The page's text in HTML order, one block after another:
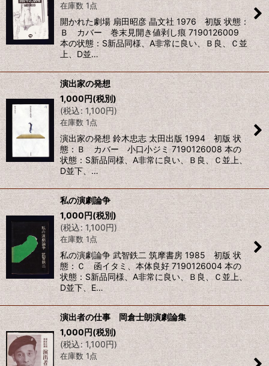
在庫数 1点
開かれた劇場 扇田昭彦 晶文社 1976 初版 状態：
Ｂ カバー 巻末見開き値剥し痕 7190126009
本の状態：S新品同様、A非常に良い、Ｂ良、Ｃ並
上、D並…
演出家の発想
1,000円(税別)
(税込: 1,100円)
在庫数 1点
演出家の発想 鈴木忠志 太田出版 1994 初版 状
態：Ｂ カバー 小口小ジミ 7190126008 本の
状態：S新品同様、A非常に良い、Ｂ良、Ｃ並上、
D並下、…
私の演劇論争
1,000円(税別)
(税込: 1,100円)
在庫数 1点
私の演劇論争 武智鉄二 筑摩書房 1985 初版 状
態：Ｃ 函イタミ、本体良好 7190126004 本の
状態：S新品同様、A非常に良い、Ｂ良、Ｃ並上、
D並下、E…
演出者の仕事 岡倉士朗演劇論集
1,000円(税別)
(税込: 1,100円)
在庫数 1点